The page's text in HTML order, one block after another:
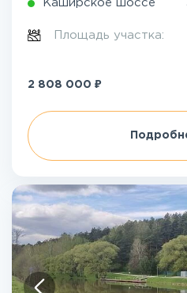
Каширское шоссе
Площадь участка:
2 808 000 ₽